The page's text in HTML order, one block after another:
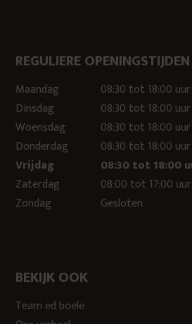
REGULIERE OPENINGSTIJDEN
Maandag
08:30 tot 18:00 uur
Dinsdag
08:30 tot 18:00 uur
Woensdag
08:30 tot 18:00 uur
Donderdag
08:30 tot 18:00 uur
Vrijdag
08:30 tot 18:00
Zaterdag
08:00 tot 17:00 uur
Zondag
Gesloten
BEKIJK OOK
Team ed boele